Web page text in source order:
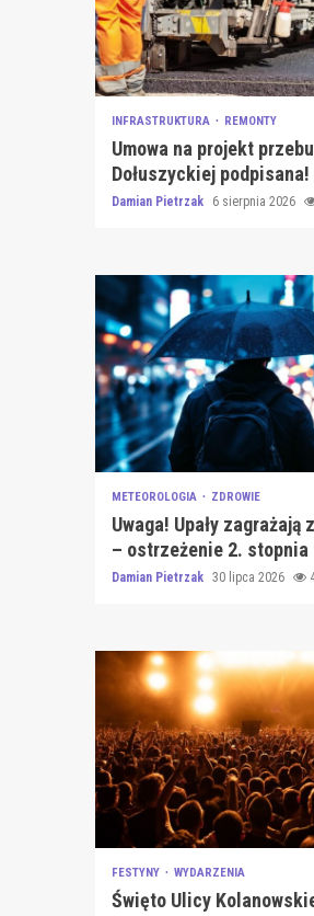
INFRASTRUKTURA REMONTY
Umowa na projekt
Dołuszyckiej podpisana!
Damian Pietrzak 6 sierpnia 2026
METEOROLOGIA ZDROWIE
Uwaga! Upały zagrażają
– ostrzeżenie 2. stopnia
Damian Pietrzak 30 lipca 2026
FESTYNY WYDARZENIA
Święto Ulicy